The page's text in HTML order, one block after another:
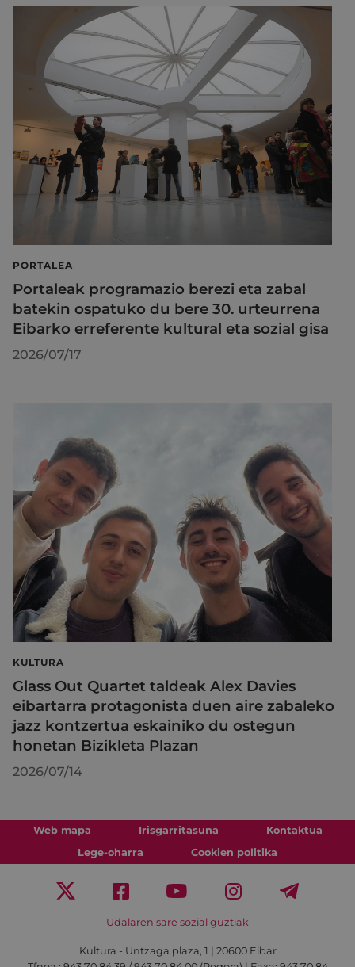
PORTALEA
Portaleak programazio berezi eta zabal
batekin ospatuko du bere 30. urteurrena
Eibarko erreferente kultural eta sozial gisa
2026/07/17
KULTURA
Glass Out Quartet taldeak Alex Davies
eibartarra protagonista duen aire zabaleko
jazz kontzertua eskainiko du ostegun
honetan Bizikleta Plazan
2026/07/14
Web mapa Irisgarritasuna
Kontaktua
Lege-oharra
Cookien politika
Udalaren sare sozial guztiak
Kultura - Untzaga plaza, 1 | 20600 Eibar